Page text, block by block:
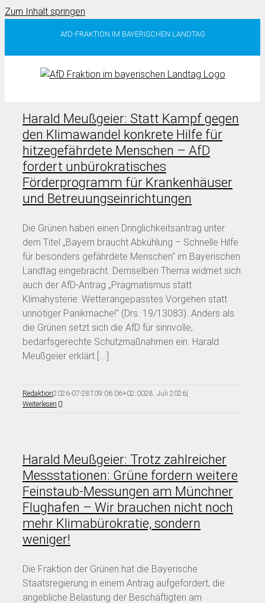
Zum Inhalt springen
AfD-FRAKTION IM BAYERISCHEN LANDTAG
Harald Meußgeier: Statt Kampf gegen
den Klimawandel konkrete Hilfe für
hitzegefährdete Menschen – AfD
fordert unbürokratisches
Förderprogramm für Krankenhäuser
und Betreuungseinrichtungen
Die Grünen haben einen Dringlichkeitsantrag unter
dem Titel „Bayern braucht Abkühlung – Schnelle Hilfe
für besonders gefährdete Menschen“ im Bayerischen
Landtag eingebracht. Demselben Thema widmet sich
auch der AfD-Antrag „Pragmatismus statt
Klimahysterie: Wetterangepasstes Vorgehen statt
unnötiger Panikmache!“ (Drs. 19/13083). Anders als
die Grünen setzt sich die AfD für sinnvolle,
bedarfsgerechte Schutzmaßnahmen ein. Harald
Meußgeier erklärt [...]
Redaktion2026-07-28T09:06:06+02:0028. Juli 2026|
Weiterlesen
Harald Meußgeier: Trotz zahlreicher
Messstationen: Grüne fordern weitere
Feinstaub-Messungen am Münchner
Flughafen – Wir brauchen nicht noch
mehr Klimabürokratie, sondern
weniger!
Die Fraktion der Grünen hat die Bayerische
Staatsregierung in einem Antrag aufgefordert, die
angebliche Belastung der Beschäftigten am